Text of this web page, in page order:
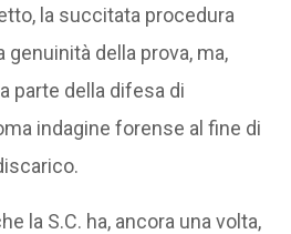
la succitata procedura
della prova, ma,
parte della difesa di
indagine forense al fine di
la S.C. ha, ancora una volta,